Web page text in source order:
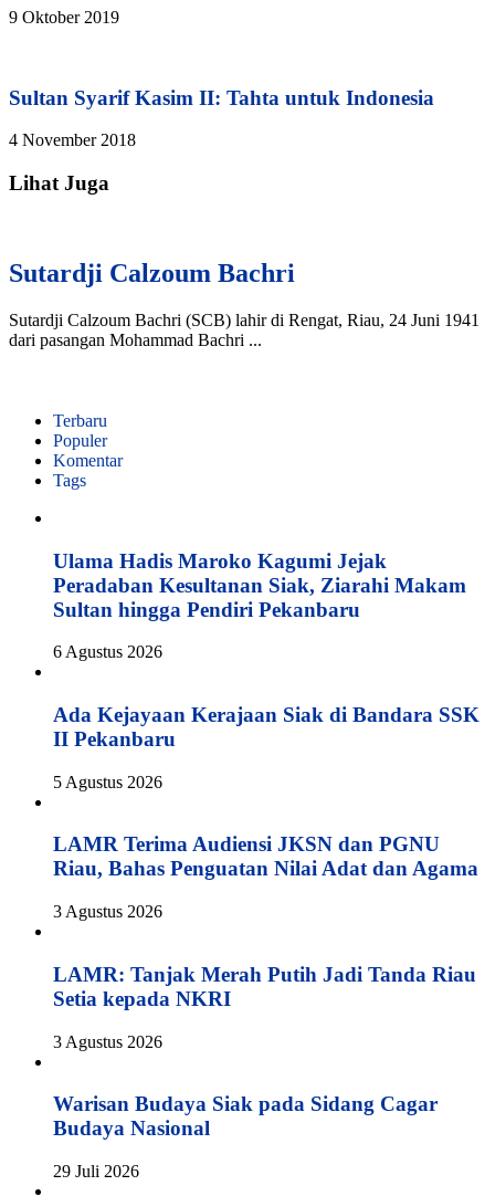
9 Oktober 2019
Sultan Syarif Kasim II: Tahta untuk Indonesia
4 November 2018
Lihat Juga
Sutardji Calzoum Bachri
Sutardji Calzoum Bachri (SCB) lahir di Rengat, Riau, 24 Juni 1941
dari pasangan Mohammad Bachri ...
Terbaru
Populer
Komentar
Tags
Ulama Hadis Maroko Kagumi Jejak
Peradaban Kesultanan Siak, Ziarahi Makam
Sultan hingga Pendiri Pekanbaru
6 Agustus 2026
Ada Kejayaan Kerajaan Siak di Bandara SSK
II Pekanbaru
5 Agustus 2026
LAMR Terima Audiensi JKSN dan PGNU
Riau, Bahas Penguatan Nilai Adat dan Agama
3 Agustus 2026
LAMR: Tanjak Merah Putih Jadi Tanda Riau
Setia kepada NKRI
3 Agustus 2026
Warisan Budaya Siak pada Sidang Cagar
Budaya Nasional
29 Juli 2026